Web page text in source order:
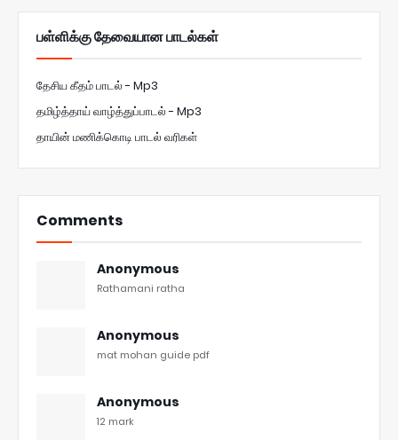
பள்ளிக்கு தேவையான பாடல்கள்
தேசிய கீதம் பாடல் - Mp3
தமிழ்த்தாய் வாழ்த்துப்பாடல் - Mp3
தாயின் மணிக்கொடி பாடல் வரிகள்
Comments
Anonymous
Rathamani ratha
Anonymous
mat mohan guide pdf
Anonymous
12 mark